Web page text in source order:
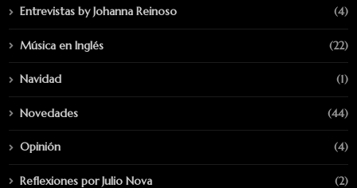
Entrevistas by Johanna Reinoso (4)
Música en Inglés (22)
Navidad (1)
Novedades (44)
Opinión (4)
Reflexiones por Julio Nova (2)